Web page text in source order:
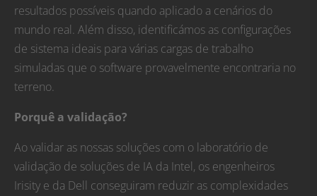
resultados possíveis quando aplicado a cenários do
mundo real. Além disso, identificámos as configurações
de sistema ideais para várias cargas de trabalho
simuladas que o software provavelmente encontraria no
terreno.
Porquê a validação?
Ao validar as nossas soluções com o laboratório de
validação de soluções de IA da Intel, os engenheiros
Irisity e da Dell conseguiram reduzir as complexidades